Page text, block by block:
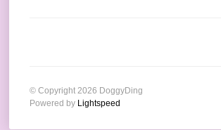
© Copyright 2026 DoggyDing
Powered by Lightspeed